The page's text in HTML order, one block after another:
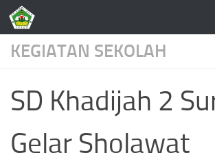
Skip to content
KEGIATAN SEKOLAH
SD Khadijah 2
Gelar Sholawat